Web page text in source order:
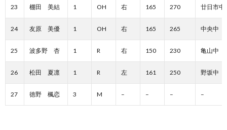
23 棚田 美結 1 OH 右 165 270 廿日市中
24 友原 美優 1 OH 右 165 265 中央中
25 波多野 杏 1 R 右 150 230 亀山中
26 松田 夏凛 1 R 左 161 250 野坂中
27 徳野 楓恋 3 M – – – –